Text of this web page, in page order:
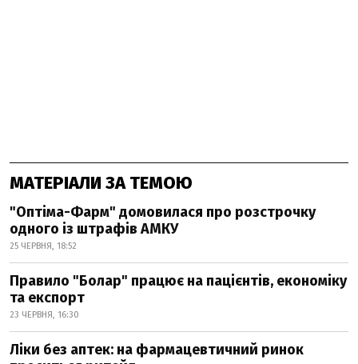
МАТЕРІАЛИ ЗА ТЕМОЮ
"Оптіма-Фарм" домовилася про розстрочку
одного із штрафів АМКУ
25 ЧЕРВНЯ, 18:52
Правило "Болар" працює на пацієнтів, економіку
та експорт
23 ЧЕРВНЯ, 16:30
Ліки без аптек: на фармацевтичний ринок